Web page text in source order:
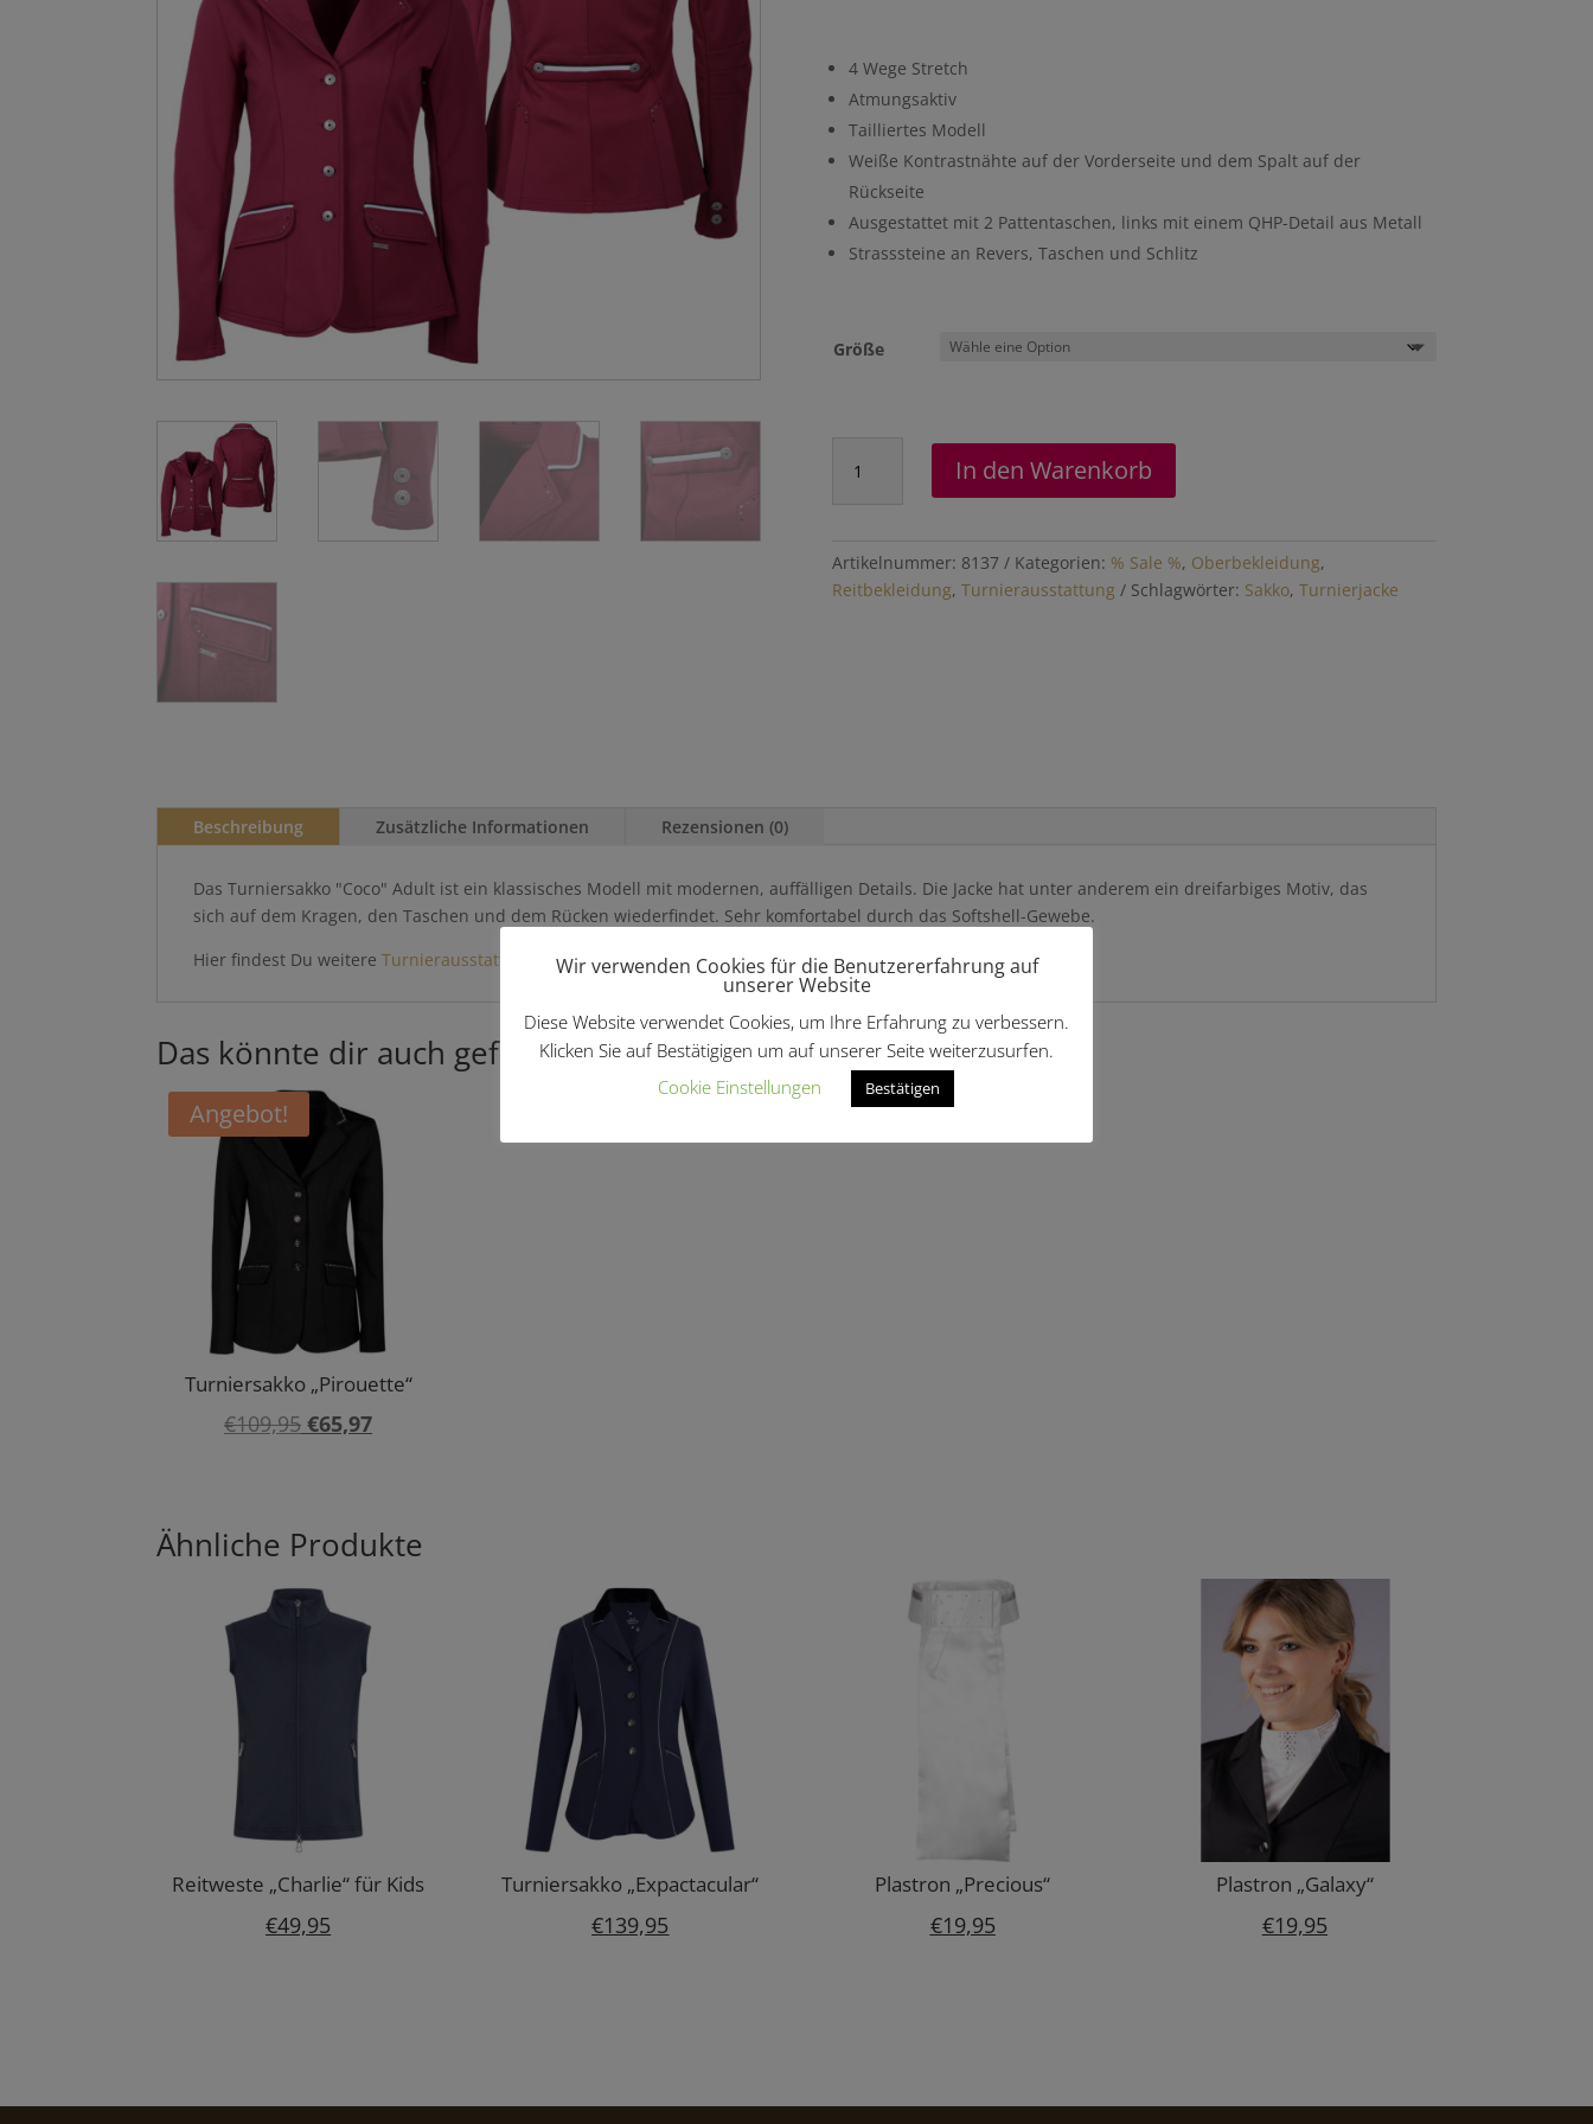
4 Wege Stretch
Atmungsaktiv
Tailliertes Modell
Weiße Kontrastnähte auf der Vorderseite und dem Spalt auf der
Rückseite
Ausgestattet mit 2 Pattentaschen, links mit einem QHP-Detail aus Metall
Strasssteine an Revers, Taschen und Schlitz
Größe
Turniersakko
"Coco"
In den Warenkorb
Artikelnummer: 8137 Kategorien: % Sale %, Oberbekleidung,
Reitbekleidung, Turnierausstattung Schlagwörter: Sakko, Turnierjacke
Beschreibung Zusätzliche Informationen Rezensionen (0)
Das Turniersakko "Coco" Adult ist ein klassisches Modell mit modernen, auffälligen Details. Die Jacke hat unter anderem ein dreifarbiges Motiv, das
sich auf dem Kragen, den Taschen und dem Rücken wiederfindet. Sehr komfortabel durch das Softshell-Gewebe.
Hier findest Du weitere Turnierausstattung
Das könnte dir auch gefallen …
Angebot!
Turniersakko „Pirouette“
€109,95 Ursprünglicher
€109,95
€65,97Aktueller
€65,97.
Ähnliche Produkte
Reitweste „Charlie“ für Kids
€49,95
Turniersakko „Expactacular“
€139,95
Plastron „Precious“
€19,95
Plastron „Galaxy“
€19,95
Wir verwenden Cookies für die Benutzererfahrung auf
unserer Website
Diese Website verwendet Cookies, um Ihre Erfahrung zu verbessern.
Klicken Sie auf Bestätigigen um auf unserer Seite weiterzusurfen.
Cookie Einstellungen
Bestätigen